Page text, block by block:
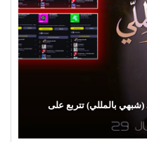
للأمهات في (زهر ليمون)